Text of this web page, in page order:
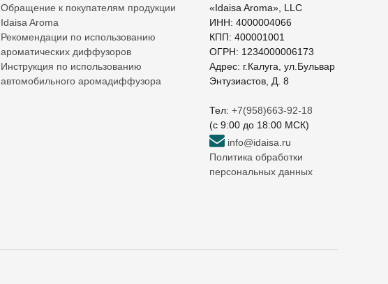
Обращение к покупателям продукции
Idaisa Aroma
Рекомендации по использованию
ароматических диффузоров
Инструкция по использованию
автомобильного аромадиффузора
«Idaisa Aroma», LLC
ИНН: 4000004066
КПП: 400001001
ОГРН: 1234000006173
Адрес: г.Калуга, ул.Бульвар
Энтузиастов, Д. 8
Тел:+7(958)663-92-18
(c 9:00 до 18:00 МСК)
info@idaisa.ru
Политика обработки
персональных данных